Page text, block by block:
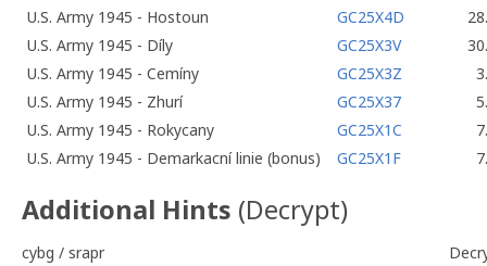
U.S. Army 1945 - Hostoun
GC25X4D
U.S. Army 1945 - Díly
GC25X3V
U.S. Army 1945 - Cemíny
GC25X3Z
U.S. Army 1945 - Zhurí
GC25X37
U.S. Army 1945 - Rokycany
GC25X1C
U.S. Army 1945 - Demarkacní linie (bonus)
GC25X1F
Additional Hints (Decrypt)
cybg / srapr